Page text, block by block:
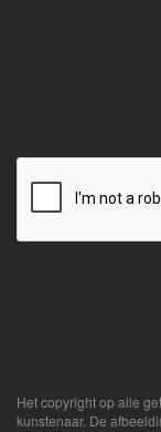
Het copyright op alle
kunstenaar. De